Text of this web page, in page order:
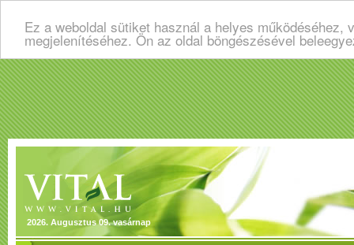
Ez a weboldal sütiket használ a helyes
megjelenítéséhez. Ön az oldal böngészésével
2026. Augusztus 09. vasárnap